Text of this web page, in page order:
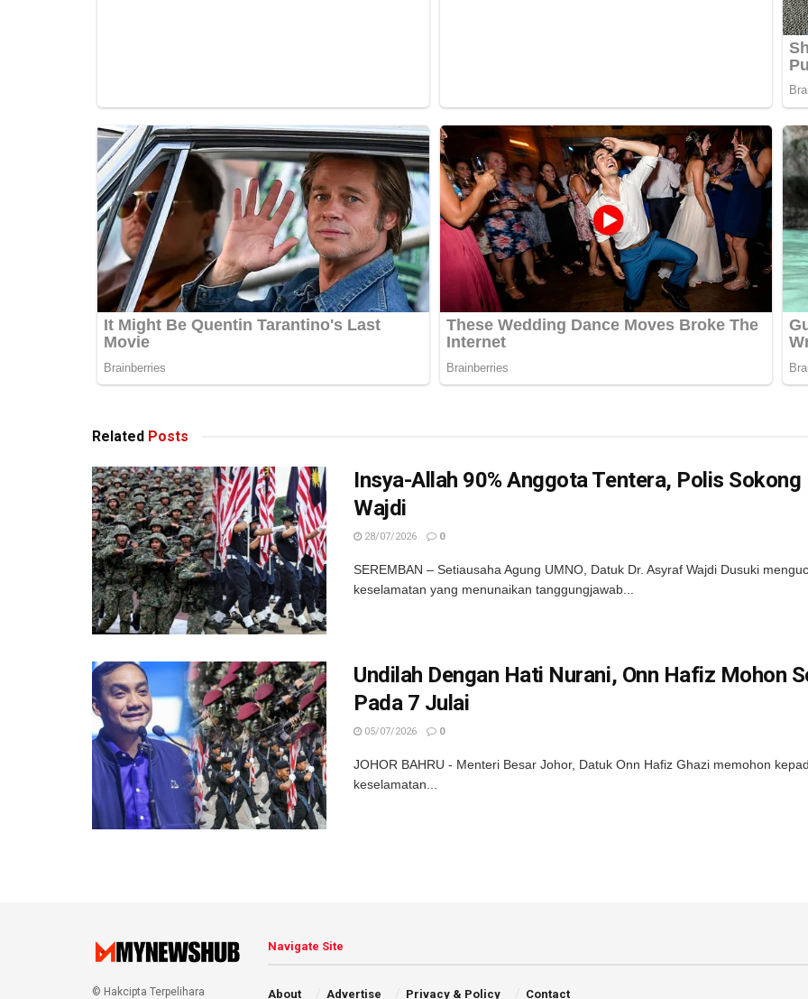
Related Posts
Insya-Allah 90% Anggota Tentera, Polis
Wajdi
28/07/2026 0
SEREMBAN – Setiausaha Agung UMNO, Datuk Dr. Asyraf Wajdi Dusuki
keselamatan yang menunaikan tanggungjawab...
Undilah Dengan Hati Nurani, Onn Hafiz Mohon
Pada 7 Julai
05/07/2026 0
JOHOR BAHRU - Menteri Besar Johor, Datuk Onn Hafiz Ghazi memohon
keselamatan...
© Hakcipta Terpelihara
Navigate Site
About Advertise Privacy & Policy Contact